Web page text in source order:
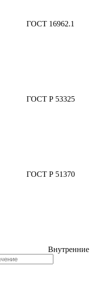
ГОСТ 16962.1
ГОСТ Р 53325
ГОСТ Р 51370
Внутренние